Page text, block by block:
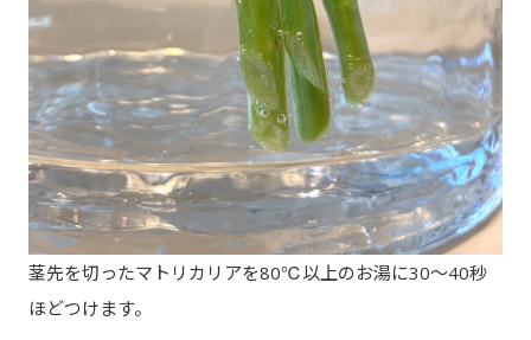
茎先を切ったマトリカリアを80℃以上のお湯に30～40秒
ほどつけます。